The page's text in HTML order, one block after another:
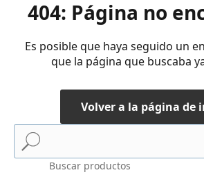
404: Página no
Es posible que haya seguido un
que la página que buscaba
Volver a la página de
Buscar productos